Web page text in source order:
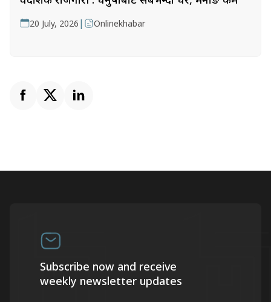
20 July, 2026 | Onlinekhabar
Subscribe now and receive
weekly newsletter updates